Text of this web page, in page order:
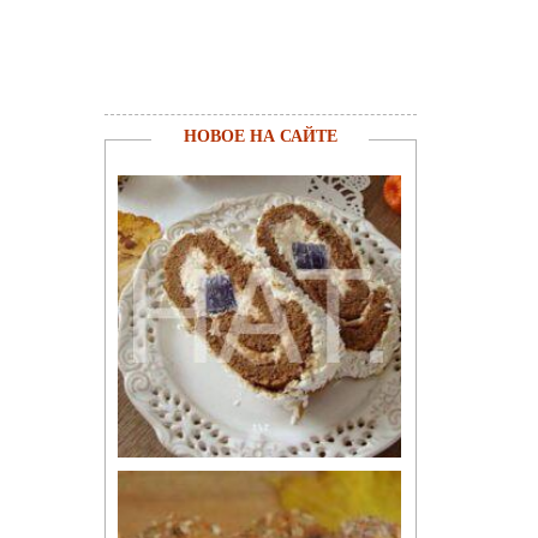
НОВОЕ НА САЙТЕ